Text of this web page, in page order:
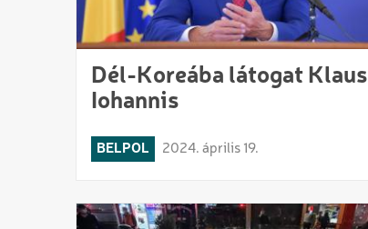
Dél-Koreába látogat Klaus
Iohannis
BELPOL 2024. április 19.